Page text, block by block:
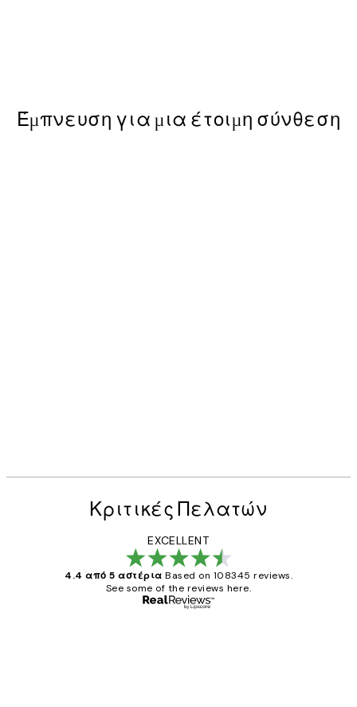
Έμπνευση για μια έτοιμη σύνθεση
Κριτικές Πελατών
EXCELLENT
4.4 από 5 αστέρια Based on 108345 reviews.
See some of the reviews here.